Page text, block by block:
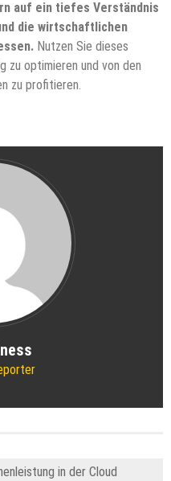
auf ein tiefes Verständnis
die wirtschaftlichen
Nutzen Sie dieses
zu optimieren und von den
zu profitieren.
in der Cloud